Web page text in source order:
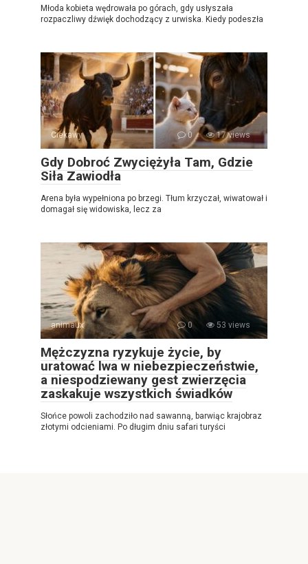
Młoda kobieta wędrowała po górach, gdy usłyszała
rozpaczliwy dźwięk dochodzący z urwiska. Kiedy podeszła
Ciekawy 0 17 views
Gdy Dobroć Zwyciężyła Tam, Gdzie
Siła Zawiodła
Arena była wypełniona po brzegi. Tłum krzyczał, wiwatował i
domagał się widowiska, lecz za
animaux 0 53 views
Mężczyzna ryzykuje życie, by
uratować lwa w niebezpieczeństwie,
a niespodziewany gest zwierzęcia
zaskakuje wszystkich świadków
Słońce powoli zachodziło nad sawanną, barwiąc krajobraz
złotymi odcieniami. Po długim dniu safari turyści